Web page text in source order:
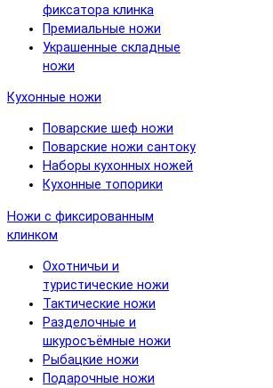
фиксатора клинка
Премиальные ножи
Украшенные складные
ножи
Кухонные ножи
Поварские шеф ножи
Поварские ножи сантоку
Наборы кухонных ножей
Кухонные топорики
Ножи с фиксированным
клинком
Охотничьи и
туристические ножи
Тактические ножи
Разделочные и
шкуросъёмные ножи
Рыбацкие ножи
Подарочные ножи